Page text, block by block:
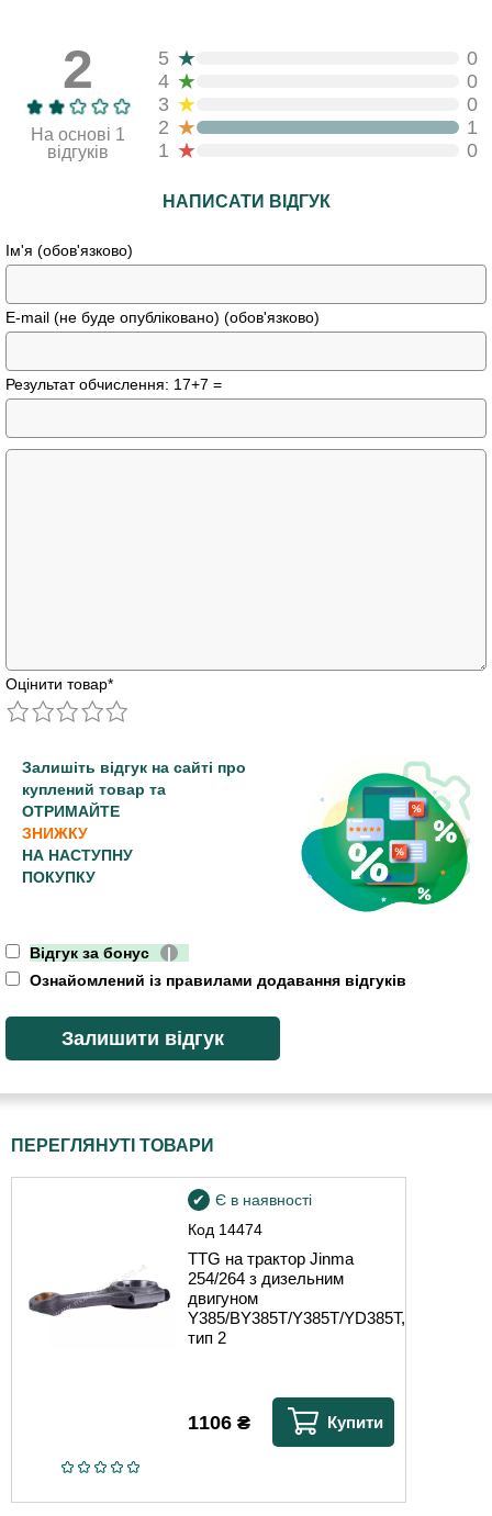
2
На основі 1
відгуків
5 ★
0
4 ★
0
3 ★
0
2 ★
1
1 ★ 0
НАПИСАТИ ВІДГУК
Ім'я (обов'язково)
E-mail (не буде опубліковано) (обов'язково)
Результат обчислення: 17+7 =
Оцінити товар*
Залишіть відгук на сайті про
куплений товар та
ОТРИМАЙТЕ
ЗНИЖКУ
НА НАСТУПНУ
ПОКУПКУ
Відгук за бонус
|
Ознайомлений із правилами додавання відгуків
ПЕРЕГЛЯНУТІ ТОВАРИ
Код 14474
Є в наявності
TTG на трактор Jinma
254/264 з дизельним
двигуном
Y385/BY385T/Y385T/YD385T,
тип 2
1106 ₴ Купити